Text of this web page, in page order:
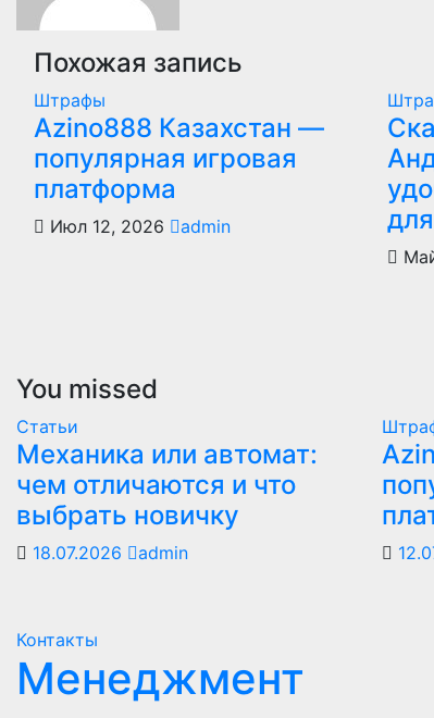
Похожая запись
Штрафы
Azino888 Казахстан —
популярная игровая
платформа
Июл 12, 2026 admin
You missed
Статьи
Механика или автомат:
чем отличаются и что
выбрать новичку
18.07.2026 admin
Контакты
Менеджмент